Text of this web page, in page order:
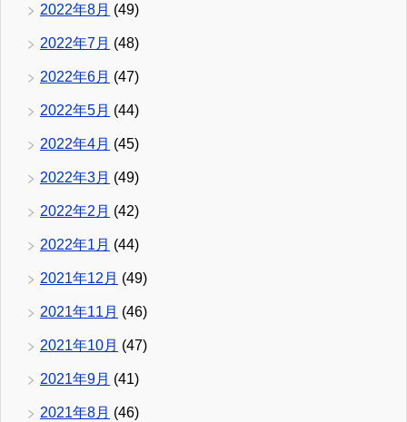
2022年8月 (49)
2022年7月 (48)
2022年6月 (47)
2022年5月 (44)
2022年4月 (45)
2022年3月 (49)
2022年2月 (42)
2022年1月 (44)
2021年12月 (49)
2021年11月 (46)
2021年10月 (47)
2021年9月 (41)
2021年8月 (46)